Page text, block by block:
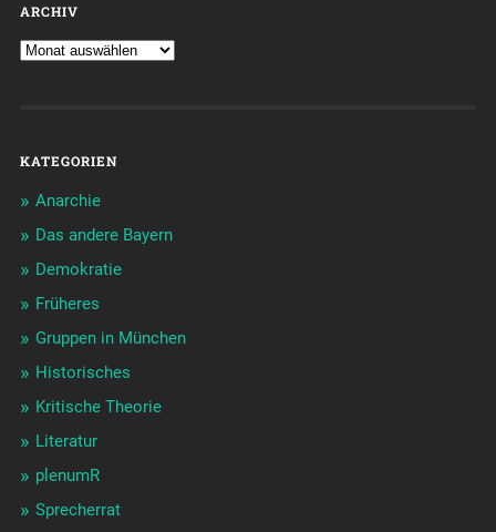
ARCHIV
KATEGORIEN
Anarchie
Das andere Bayern
Demokratie
Früheres
Gruppen in München
Historisches
Kritische Theorie
Literatur
plenumR
Sprecherrat